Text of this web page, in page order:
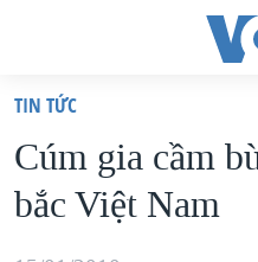
truy
cập
Tới
VIỆT NAM
HOA KỲ
TIN TỨC
Cúm gia cầm
bắc Việt Nam